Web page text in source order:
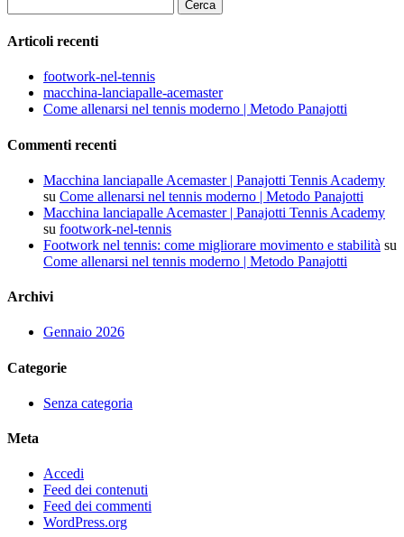
per:
Articoli recenti
footwork-nel-tennis
macchina-lanciapalle-acemaster
Come allenarsi nel tennis moderno | Metodo Panajotti
Commenti recenti
Macchina lanciapalle Acemaster | Panajotti Tennis Academy
su Come allenarsi nel tennis moderno | Metodo Panajotti
Macchina lanciapalle Acemaster | Panajotti Tennis Academy
su footwork-nel-tennis
Footwork nel tennis: come migliorare movimento e stabilità su
Come allenarsi nel tennis moderno | Metodo Panajotti
Archivi
Gennaio 2026
Categorie
Senza categoria
Meta
Accedi
Feed dei contenuti
Feed dei commenti
WordPress.org